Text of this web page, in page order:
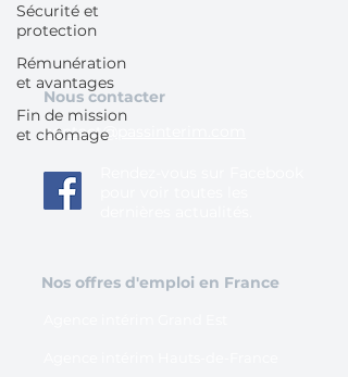
Sécurité et
protection
Rémunération
et avantages
Fin de mission
et chômage
Nous contacter
contact@passinterim.com
Nos offres d'emploi en France